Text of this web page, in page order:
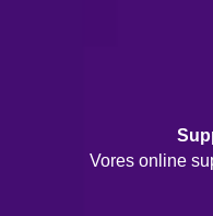
Vores online